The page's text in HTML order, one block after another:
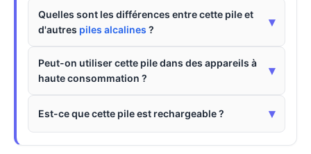
Quelles sont les différences entre cette pile et
d'autres piles alcalines ?
▾
Peut-on utiliser cette pile dans des appareils à
haute consommation ?
▾
Est-ce que cette pile est rechargeable ? ▾